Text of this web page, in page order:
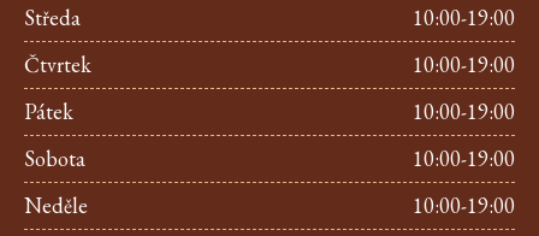
Středa
10:00-19:00
Čtvrtek
10:00-19:00
Pátek
10:00-19:00
Sobota
10:00-19:00
Neděle
10:00-19:00